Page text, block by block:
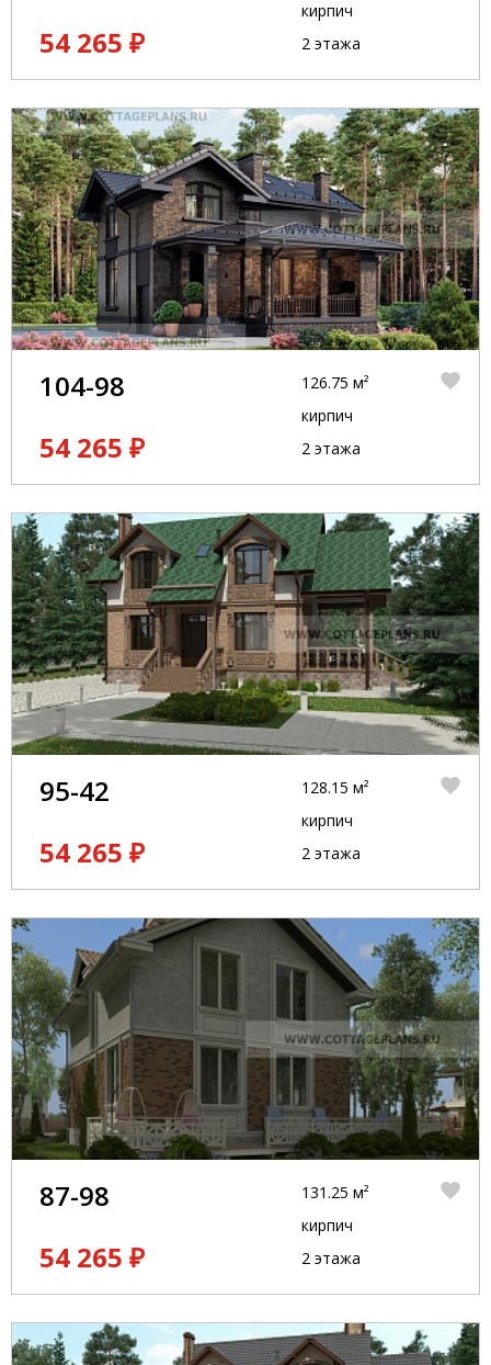
54 265 ₽
кирпич
2 этажа
104-98
54 265 ₽
126.75 м²
кирпич
2 этажа
95-42
54 265 ₽
128.15 м²
кирпич
2 этажа
87-98
54 265 ₽
131.25 м²
кирпич
2 этажа